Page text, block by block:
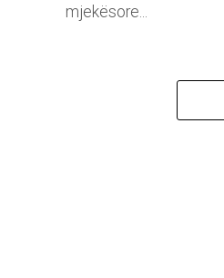
mjekësore...